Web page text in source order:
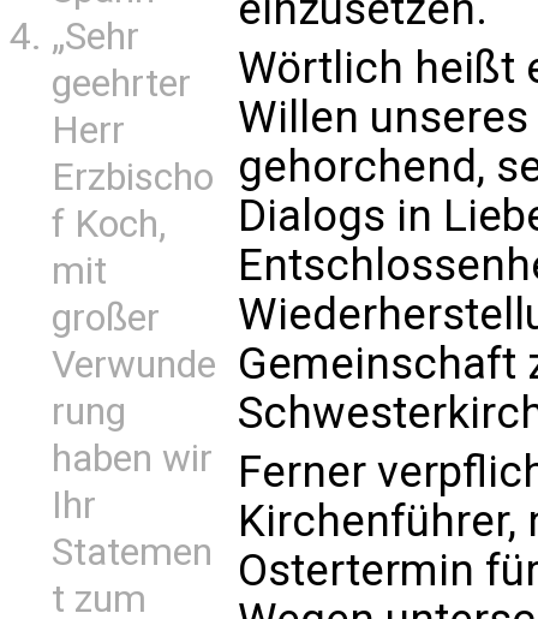
„Sehr
geehrter
Herr
Erzbischo
f Koch,
mit
großer
Verwunde
rung
haben wir
Ihr
Statemen
t zum
Wörtlich heißt
Willen
gehorchend,
Dialogs in
Gemeinschaft
Ferner
Kirchenführer,
Ostertermin